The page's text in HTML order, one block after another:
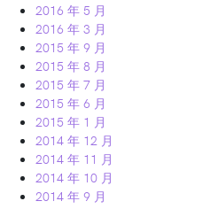
2016 年 5 月
2016 年 3 月
2015 年 9 月
2015 年 8 月
2015 年 7 月
2015 年 6 月
2015 年 1 月
2014 年 12 月
2014 年 11 月
2014 年 10 月
2014 年 9 月